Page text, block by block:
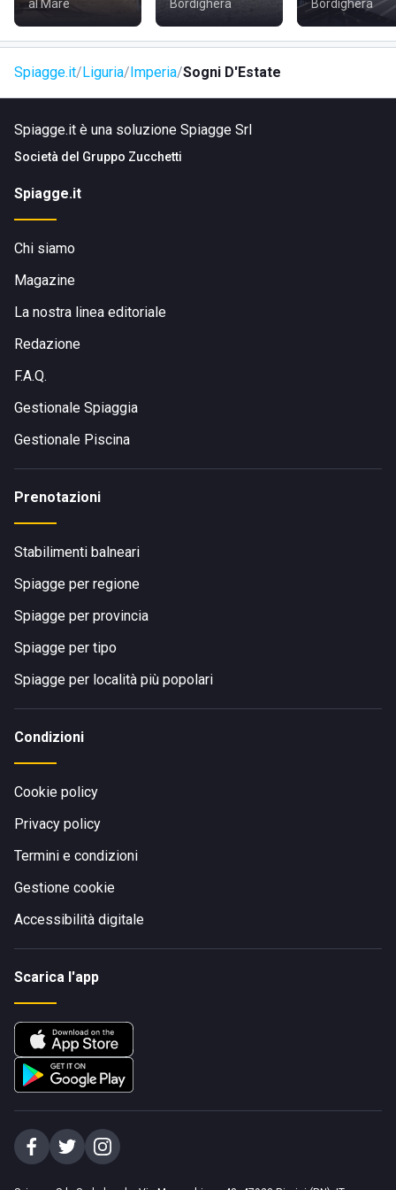
al Mare
Bordighera Bordighera
Spiagge.it Liguria Imperia Sogni D'Estate
Spiagge.it è una soluzione Spiagge Srl
Società del Gruppo Zucchetti
Spiagge.it
Chi siamo
Magazine
La nostra linea editoriale
Redazione
F.A.Q.
Gestionale Spiaggia
Gestionale Piscina
Prenotazioni
Stabilimenti balneari
Spiagge per regione
Spiagge per provincia
Spiagge per tipo
Spiagge per località più popolari
Condizioni
Cookie policy
Privacy policy
Termini e condizioni
Gestione cookie
Accessibilità digitale
Scarica l'app